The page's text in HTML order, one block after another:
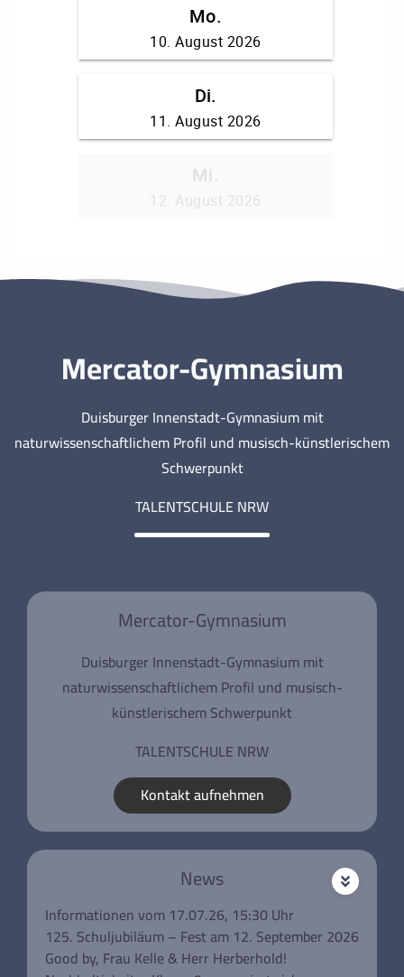
Mercator-Gymnasium
Duisburger Innenstadt-Gymnasium mit
naturwissenschaftlichem Profil und musisch-künstlerischem
Schwerpunkt
TALENTSCHULE NRW
Mercator-Gymnasium
Duisburger Innenstadt-Gymnasium mit
naturwissenschaftlichem Profil und musisch-
künstlerischem Schwerpunkt
TALENTSCHULE NRW
Kontakt aufnehmen
News
Informationen vom 17.07.26, 15:30 Uhr
125. Schuljubiläum – Fest am 12. September 2026
Good by, Frau Kelle & Herr Herberhold!